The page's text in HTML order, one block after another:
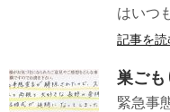
はいつ
記事を読
巣ごも
緊急事